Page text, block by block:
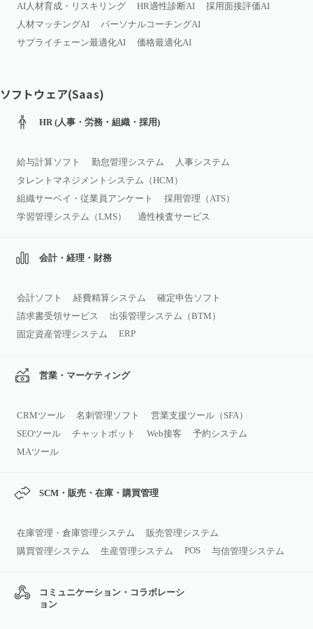
AI人材育成・リスキリング HR適性診断AI
採用面接評価AI
人材マッチングAI
パーソナルコーチングAI
サプライチェーン最適化AI
価格最適化AI
ソフトウェア(Saas)
HR (人事・労務・組織・採用)
給与計算ソフト 勤怠管理システム
人事システム
タレントマネジメントシステム（HCM）
組織サーベイ・従業員アンケート
採用管理（ATS）
学習管理システム（LMS）
適性検査サービス
会計・経理・財務
会計ソフト 経費精算システム
確定申告ソフト
請求書受領サービス
出張管理システム（BTM）
固定資産管理システム
ERP
営業・マーケティング
CRMツール 名刺管理ソフト
営業支援ツール（SFA）
SEOツール
チャットボット Web接客
予約システム
MAツール
SCM・販売・在庫・購買管理
在庫管理・倉庫管理システム
販売管理システム
購買管理システム
生産管理システム POS 与信管理システム
コミュニケーション・コラボレーシ
ョン